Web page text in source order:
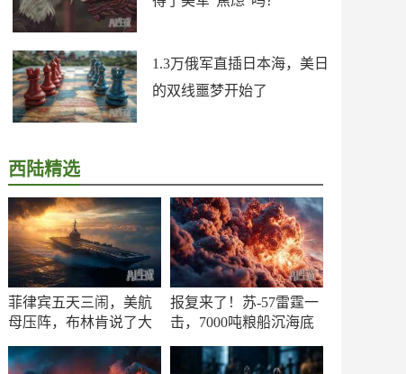
1.3万俄军直插日本海，美日
的双线噩梦开始了
西陆精选
菲律宾五天三闹，美航
母压阵，布林肯说了大
报复来了！苏-57雷霆一
击，7000吨粮船沉海底